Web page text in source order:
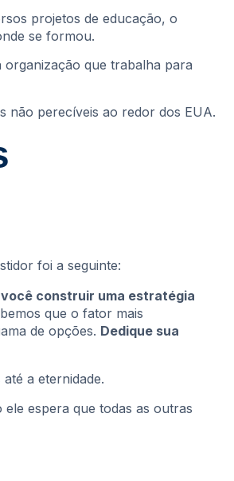
projetos de educação, o
se formou.
organização que trabalha para
não perecíveis ao redor dos EUA.
foi a seguinte:
construir uma estratégia
que o fator mais
de opções. Dedique sua
a eternidade.
espera que todas as outras